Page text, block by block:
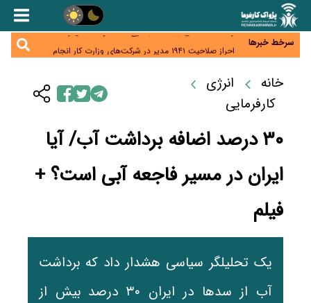
سرخط خبرها
هشدار درباره کاهش عرضه مسکن اجاره‌ای؛ دولت
رسانه تخصصی باید مطالبه‌گری، دقت و استقلال را
سرلوحه کار خود قرار دهداحراز صلاحیت ۱۹۴۱ مدیر در شرکت‌های وزارت کار انجام
نشده است؛ شایسته‌سالاری زیر فشار؟
به چه قیمتی؟
موبایل گران می‌شود؟ هزینه واردات ۱۰ برابر شد، ثبت
خانه
انرژی
کارفرمایی
۳۰ درصد اضافه برداشت آب/ آیا
ایران در مسیر فاجعه آبی است؟ +
فیلم
یک تحلیلگر سیاسی هشدار داد که برداشت
آب از سدها در ایران ۳۰ درصد بیش از